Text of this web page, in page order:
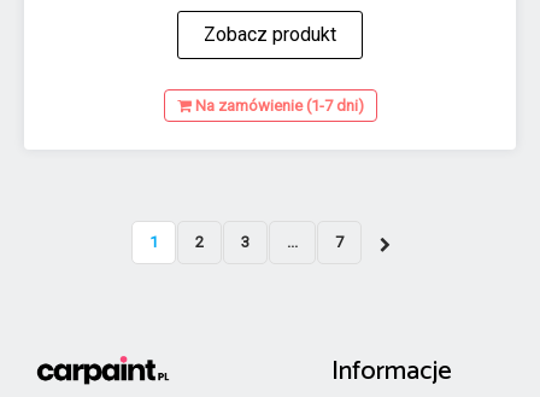
Zobacz produkt
Na zamówienie (1-7 dni)
1 2 3 ... 7
Informacje